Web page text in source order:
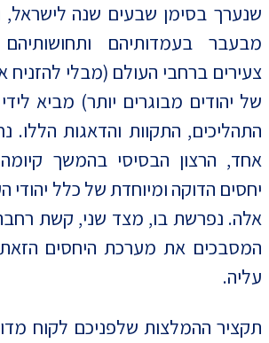
שנערך בסימן שבעים שנה לישראל,
מבעבר בעמדותיהם
צעירים ברחבי העולם (מבלי להזניח
של יהודים מבוגרים יותר) מביא
התהליכים, התקוות והדאגות הללו.
אחד, הרצון הבסיסי בהמשך
יחסים הדוקה ומיוחדת של כלל יהודי
אלה. נפרשת בו, מצד שני, קשת
המסבכים את מערכת היחסים
עליה.
תקציר ההמלצות שלפניכם לקוח